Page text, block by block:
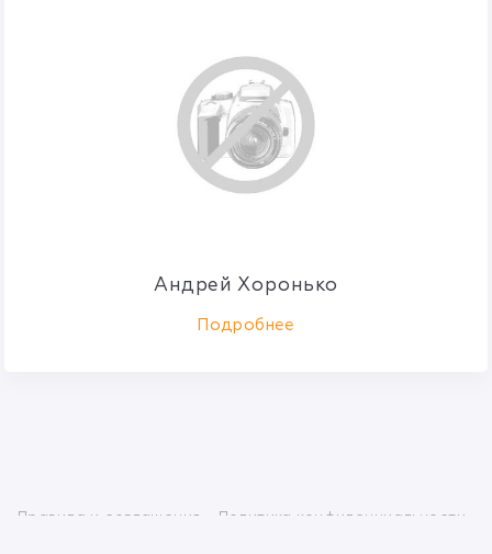
Андрей Хоронько
Подробнее
Правила и соглашения Политика конфиденциальности